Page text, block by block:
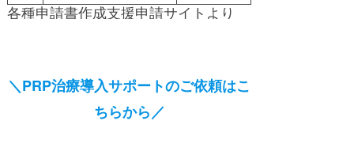
各種申請書作成支援申請サイトより
＼PRP治療導入サポートのご依頼はこ
ちらから／